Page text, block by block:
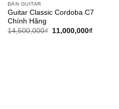
Add to
wishlist
ĐÀN GUITAR
Guitar Classic Cordoba C7
Chính Hãng
14,500,000₫ 11,000,000₫